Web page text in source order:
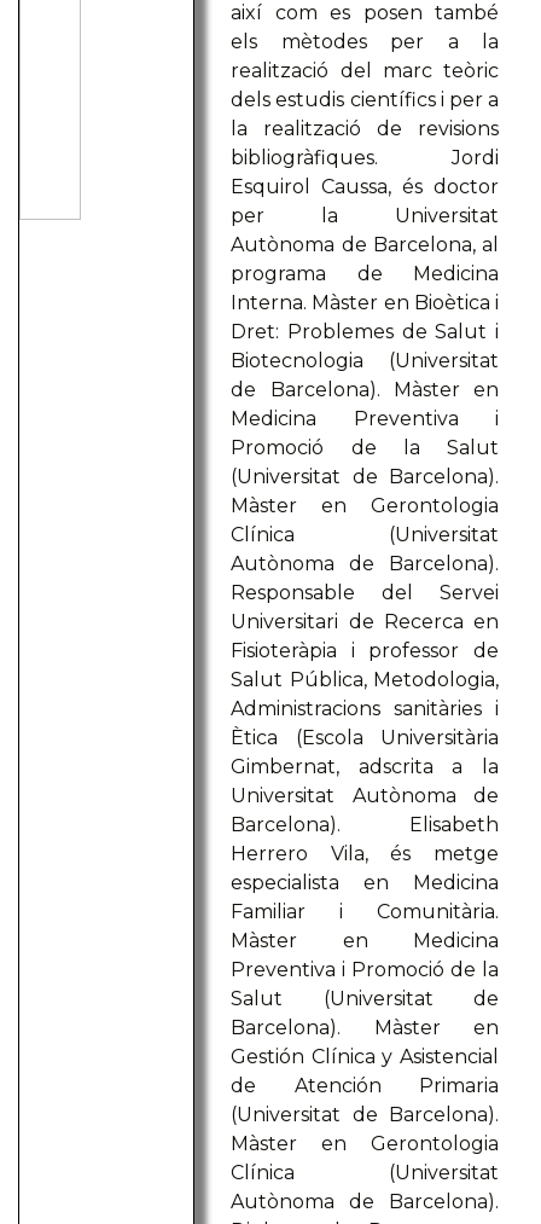
així com es posen també
els mètodes per a la
realització del marc teòric
dels estudis científics i per a
la realització de revisions
bibliogràfiques. Jordi
Esquirol Caussa, és doctor
per la Universitat
Autònoma de Barcelona, al
programa de Medicina
Interna. Màster en Bioètica i
Dret: Problemes de Salut i
Biotecnologia (Universitat
de Barcelona). Màster en
Medicina Preventiva i
Promoció de la Salut
(Universitat de Barcelona).
Màster en Gerontologia
Clínica (Universitat
Autònoma de Barcelona).
Responsable del Servei
Universitari de Recerca en
Fisioteràpia i professor de
Salut Pública, Metodologia,
Administracions sanitàries i
Ètica (Escola Universitària
Gimbernat, adscrita a la
Universitat Autònoma de
Barcelona). Elisabeth
Herrero Vila, és metge
especialista en Medicina
Familiar i Comunitària.
Màster en Medicina
Preventiva i Promoció de la
Salut (Universitat de
Barcelona). Màster en
Gestión Clínica y Asistencial
de Atención Primaria
(Universitat de Barcelona).
Màster en Gerontologia
Clínica (Universitat
Autònoma de Barcelona).